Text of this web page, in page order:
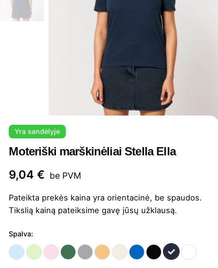
Yra sandėlyje
Moteriški marškinėliai Stella Ella
9,04€ be PVM
Pateikta prekės kaina yra orientacinė, be spaudos.
Tikslią kainą pateiksime gavę jūsų užklausą.
Spalva: